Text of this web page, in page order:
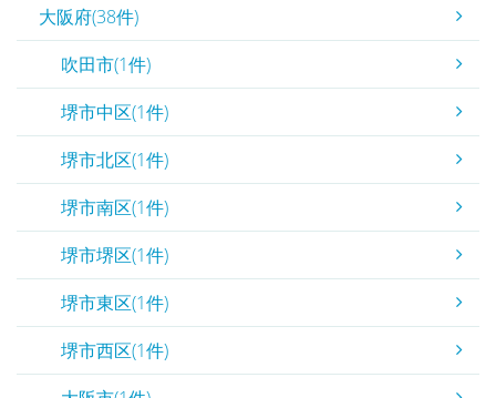
大阪府(38件)
吹田市(1件)
堺市中区(1件)
堺市北区(1件)
堺市南区(1件)
堺市堺区(1件)
堺市東区(1件)
堺市西区(1件)